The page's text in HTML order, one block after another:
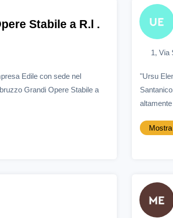
Stabile a R.l .
Edile con sede nel
Grandi Opere Stabile a
1, Via
"Ursu
Mostra